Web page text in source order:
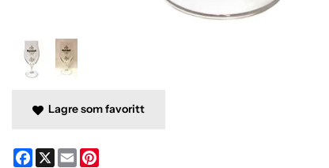
Lagre som favoritt
Facebook
X Email